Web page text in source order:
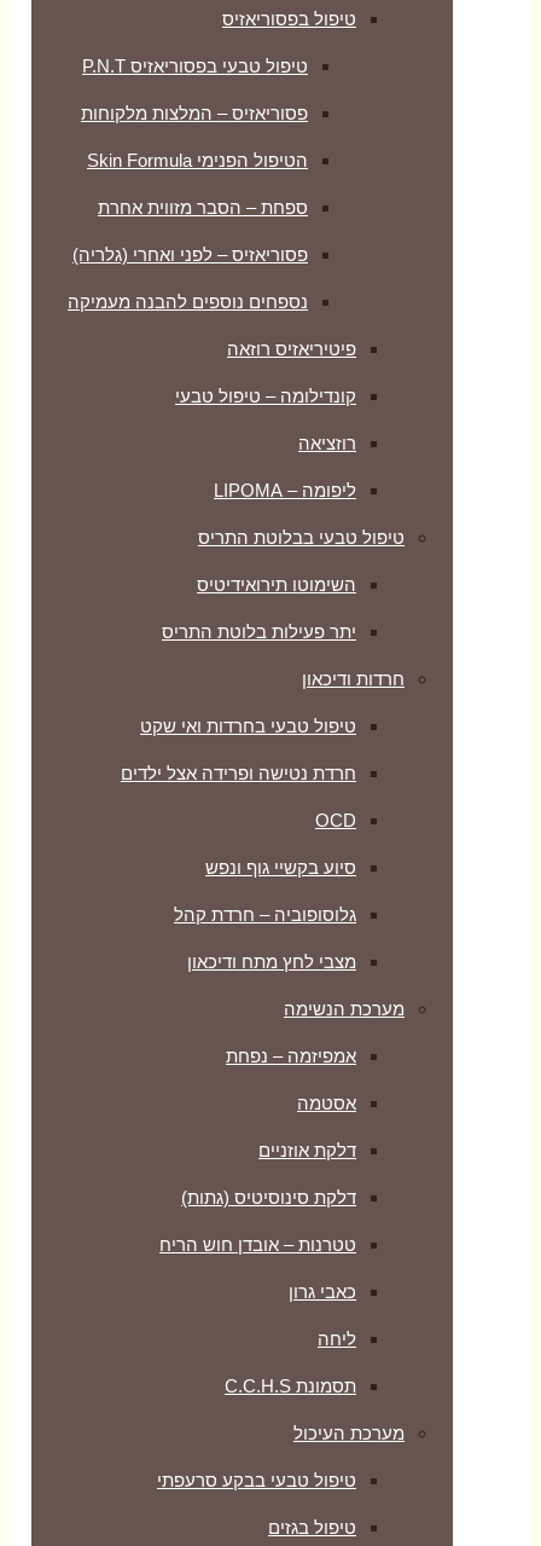
טיפול בפסוריאזיס
טיפול טבעי בפסוריאזיס P.N.T
פסוריאזיס – המלצות מלקוחות
הטיפול הפנימי Skin Formula
ספחת – הסבר מזווית אחרת
פסוריאזיס – לפני ואחרי (גלריה)
נספחים נוספים להבנה מעמיקה
פיטיריאזיס רוזאה
קונדילומה – טיפול טבעי
רוזציאה
ליפומה – LIPOMA
טיפול טבעי בבלוטת התריס
השימוטו תירואידיטיס
יתר פעילות בלוטת התריס
חרדות ודיכאון
טיפול טבעי בחרדות ואי שקט
חרדת נטישה ופרידה אצל ילדים
OCD
סיוע בקשיי גוף ונפש
גלוסופוביה – חרדת קהל
מצבי לחץ מתח ודיכאון
מערכת הנשימה
אמפיזמה – נפחת
אסטמה
דלקת אוזניים
דלקת סינוסיטיס (גתות)
טטרנות – אובדן חוש הריח
כאבי גרון
ליחה
תסמונת C.C.H.S
מערכת העיכול
טיפול טבעי בבקע סרעפתי
טיפול בגזים